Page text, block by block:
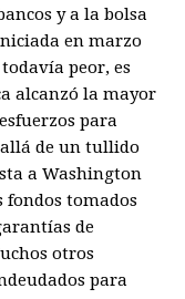
y a la bolsa
en marzo
peor, es
alcanzó la mayor
para
de un tullido
a Washington
fondos tomados
de
otros
para